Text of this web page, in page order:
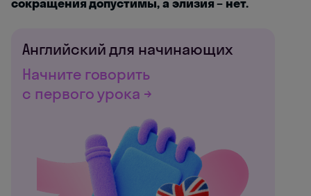
сокращения допустимы, а элизия – нет.
Английский для начинающих
Начните говорить
с первого урока →